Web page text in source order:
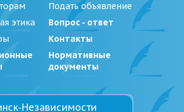
этика
Подать объявление
Вопрос - ответ
Контакты
Нормативные
документы
Независимости